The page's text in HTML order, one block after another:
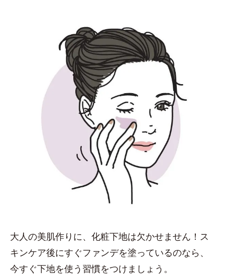
大人の美肌作りに、化粧下地は欠かせません！ス
キンケア後にすぐファンデを塗っているのなら、
今すぐ下地を使う習慣をつけましょう。